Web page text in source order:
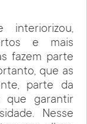
interiorizou,
e mais
fazem parte
que as
parte da
que garantir
Nesse